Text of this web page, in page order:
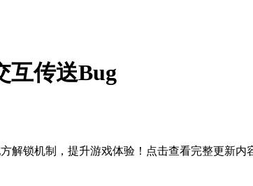
互传送Bug
解锁机制，提升游戏体验！点击查看完整更新内